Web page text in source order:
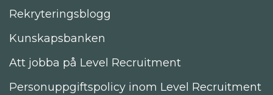
Rekryteringsblogg
Kunskapsbanken
Att jobba på Level Recruitment
Personuppgiftspolicy inom Level Recruitment